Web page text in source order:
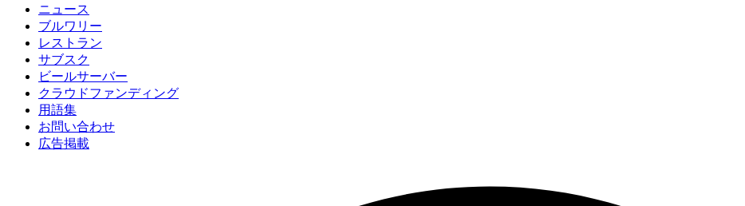
ニュース
ブルワリー
レストラン
サブスク
ビールサーバー
クラウドファンディング
用語集
お問い合わせ
広告掲載